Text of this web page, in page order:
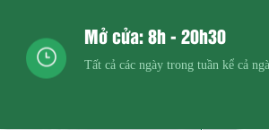
Mở cửa: 8h - 20h30
Tất cả các ngày trong tuần kể cả